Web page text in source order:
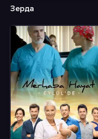
Зерда